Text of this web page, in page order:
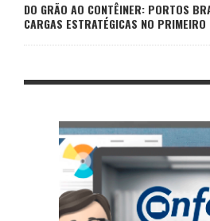
DO GRÃO AO CONTÊINER: PORTOS
CARGAS ESTRATÉGICAS NO PRIMEIRO